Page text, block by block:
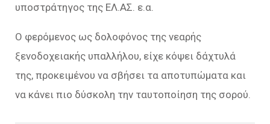
υποστράτηγος της ΕΛ.ΑΣ. ε.α.
Ο φερόμενος ως δολοφόνος της νεαρής
ξενοδοχειακής υπαλλήλου, είχε κόψει δάχτυλά
της, προκειμένου να σβήσει τα αποτυπώματα και
να κάνει πιο δύσκολη την ταυτοποίηση της σορού.